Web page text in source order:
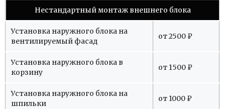
Нестандартный монтаж внешнего блока
Установка наружного блока на
вентилируемый фасад
от 2500 ₽
Установка наружного блока в
корзину
от 1500 ₽
Установка наружного блока на
шпильки
от 1000 ₽